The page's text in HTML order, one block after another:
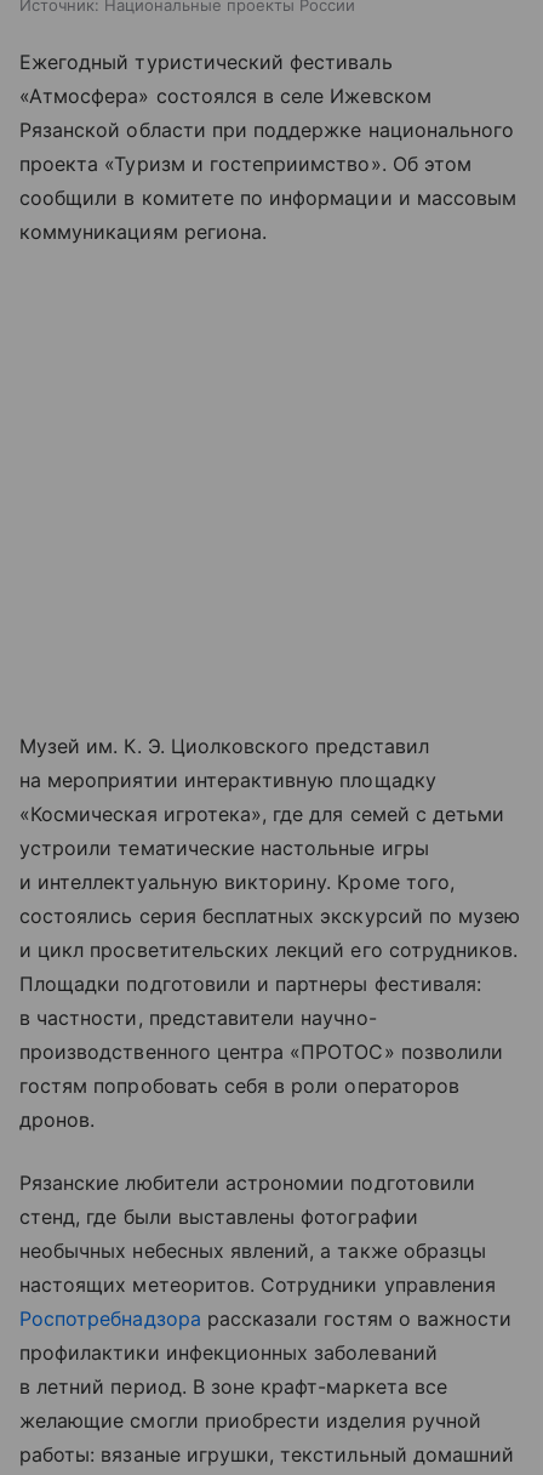
Источник: Национальные проекты России
Ежегодный туристический фестиваль
«Атмосфера» состоялся в селе Ижевском
Рязанской области при поддержке национального
проекта «Туризм и гостеприимство». Об этом
сообщили в комитете по информации и массовым
коммуникациям региона.
Музей им. К. Э. Циолковского представил
на мероприятии интерактивную площадку
«Космическая игротека», где для семей с детьми
устроили тематические настольные игры
и интеллектуальную викторину. Кроме того,
состоялись серия бесплатных экскурсий по музею
и цикл просветительских лекций его сотрудников.
Площадки подготовили и партнеры фестиваля:
в частности, представители научно-
производственного центра «ПРОТОС» позволили
гостям попробовать себя в роли операторов
дронов.
Рязанские любители астрономии подготовили
стенд, где были выставлены фотографии
необычных небесных явлений, а также образцы
настоящих метеоритов. Сотрудники управления
Роспотребнадзора рассказали гостям о важности
профилактики инфекционных заболеваний
в летний период. В зоне крафт-маркета все
желающие смогли приобрести изделия ручной
работы: вязаные игрушки, текстильный домашний